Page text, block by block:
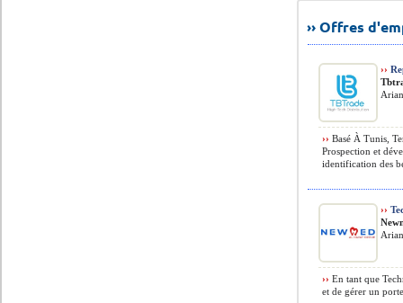
›› Offres
››
›› Basé À Tunis,
Prospection et
identification des
››
›› En tant que
et de gérer un